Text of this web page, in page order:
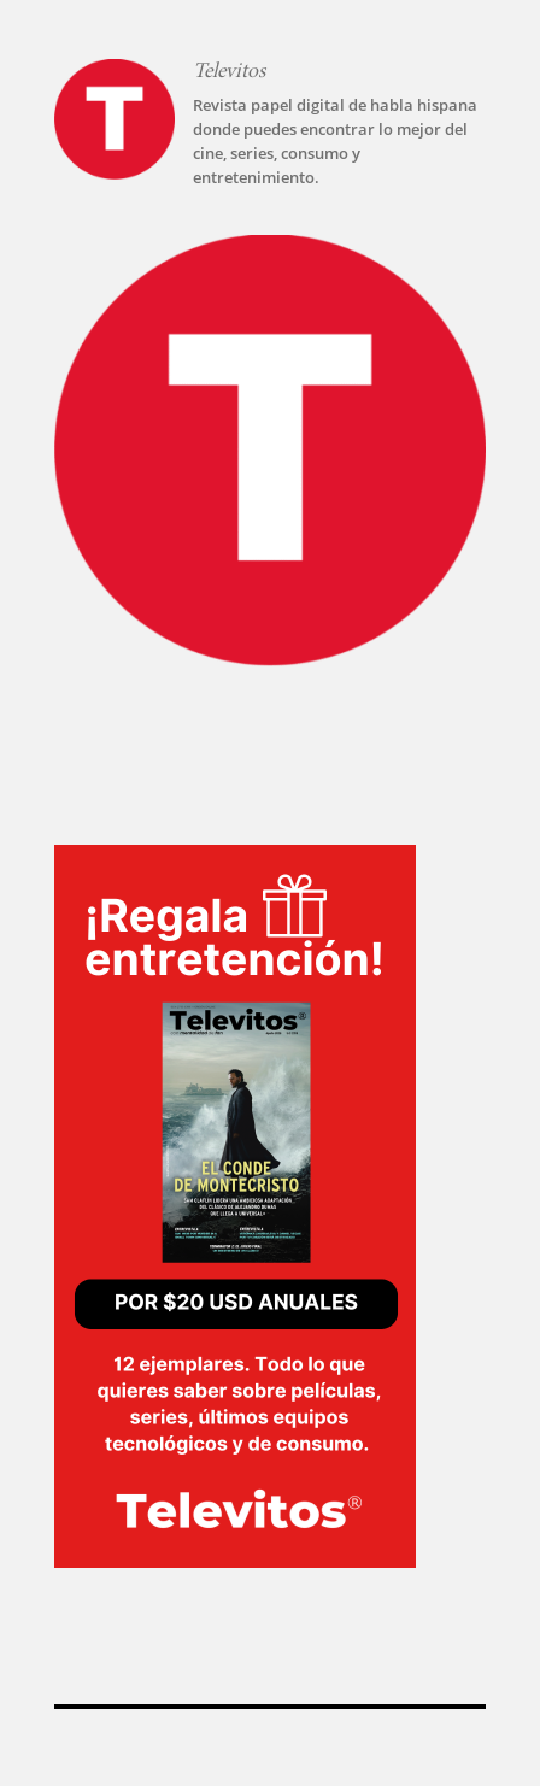
SERIES
TECNOVITOS
PLUS
EVENTOS
Televitos
Revista papel digital de habla hispana
donde puedes encontrar lo mejor del
cine, series, consumo y
entretenimiento.